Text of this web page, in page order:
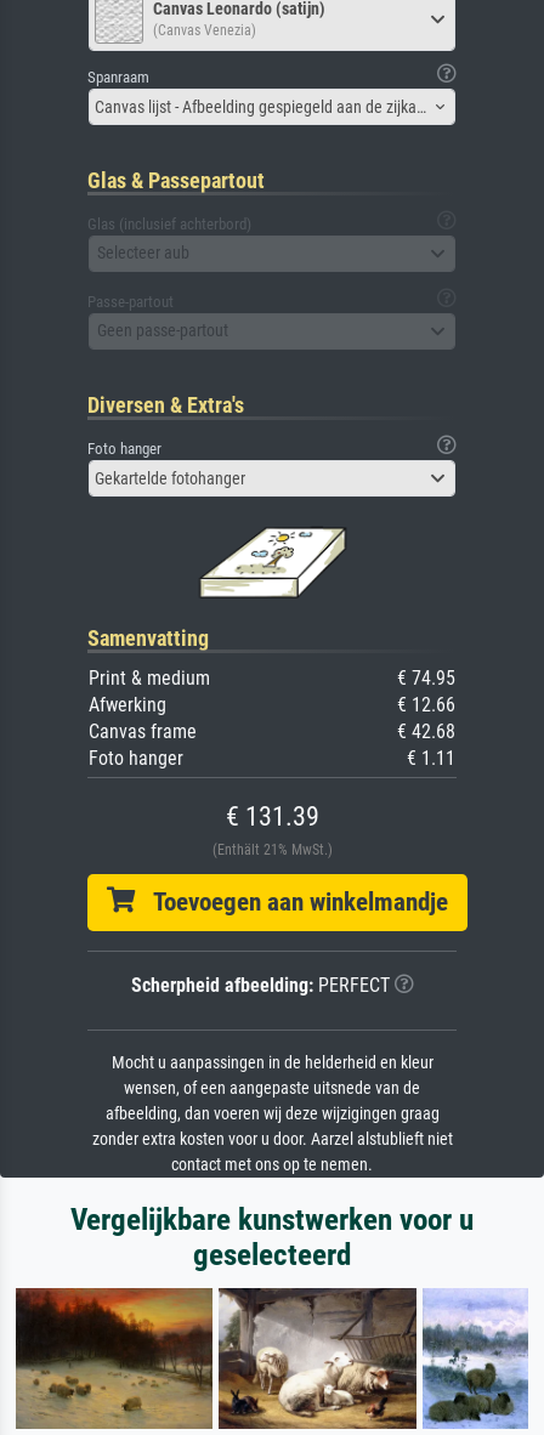
Canvas Leonardo (satijn)
(Canvas Venezia)
Spanraam
Canvas lijst - Afbeelding gespiegeld aan de zijkant
Glas & Passepartout
Glas (inclusief achterbord)
Selecteer aub
Passe-partout
Geen passe-partout
Diversen & Extra's
Foto hanger
Gekartelde fotohanger
Samenvatting
Print & medium
€ 74.95
Afwerking
€ 12.66
Canvas frame
€ 42.68
Foto hanger
€ 1.11
€ 131.39
(Enthält 21% MwSt.)
Toevoegen aan winkelmandje
Scherpheid afbeelding:PERFECT
Mocht u aanpassingen in de helderheid en kleur
wensen, of een aangepaste uitsnede van de
afbeelding, dan voeren wij deze wijzigingen graag
zonder extra kosten voor u door. Aarzel alstublieft niet
contact met ons op te nemen.
Vergelijkbare kunstwerken voor u
geselecteerd